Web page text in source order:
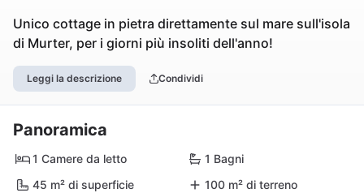
Unico cottage in pietra direttamente sul mare sull'isola
di Murter, per i giorni più insoliti dell'anno!
Leggi la descrizione Condividi
Panoramica
1 Camere da letto
1 Bagni
45 m² di superficie
100 m² di terreno